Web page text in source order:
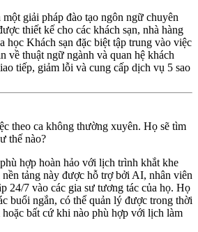
giải pháp đào tạo ngôn ngữ chuyên
thiết kế cho các khách sạn, nhà hàng
học Khách sạn đặc biệt tập trung vào việc
về thuật ngữ ngành và quan hệ khách
tiếp, giảm lỗi và cung cấp dịch vụ 5 sao
theo ca không thường xuyên. Họ sẽ tìm
thế nào?
hợp hoàn hảo với lịch trình khắt khe
tảng này được hỗ trợ bởi AI, nhân viên
24/7 vào các gia sư tương tác của họ. Họ
buổi ngắn, có thể quản lý được trong thời
bất cứ khi nào phù hợp với lịch làm